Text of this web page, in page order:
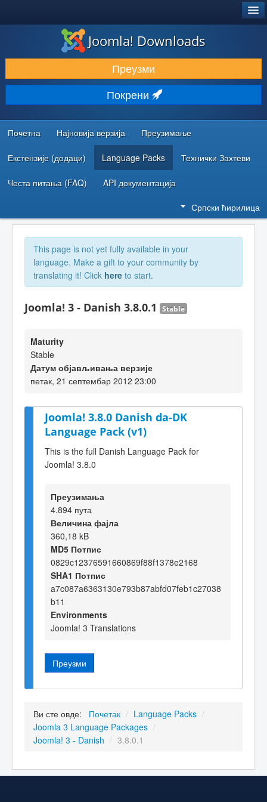
ПРЕУЗИМАЊЕ И ПРОШИРЕЊА (ЕКСТЕНЗИЈЕ)
ОТКРИЈТЕ И НАУЧИТЕ
ЗАЈЕДНИЦА И ПОДРШКА
РЕСУРСИ ЗА РАЗВОЈ
Joomla! Downloads
Преузми
Покрени
Почетна Најновија верзија Преузимање
Екстензије (додаци) Language Packs Технички Захтеви
Честа питања (FAQ) API документација
Српски ћирилица
This page is not yet fully available in your
language. Make a gift to your community by
translating it! Click here to start.
Joomla! 3 - Danish 3.8.0.1 Stable
Maturity
Stable
Датум објављивања верзије
петак, 21 септембар 2012 23:00
Joomla! 3.8.0 Danish da-DK
Language Pack (v1)
This is the full Danish Language Pack for
Joomla! 3.8.0
Преузимања
4.894 пута
Величина фајла
360,18 kB
MD5 Потпис
0829c12376591660869f88f1378e2168
SHA1 Потпис
a7c087a6363130e793b87abfd07feb1c27038
b11
Environments
Joomla! 3 Translations
Преузми
Ви сте овде: Почетак / Language Packs /
Joomla 3 Language Packages /
Joomla! 3 - Danish / 3.8.0.1